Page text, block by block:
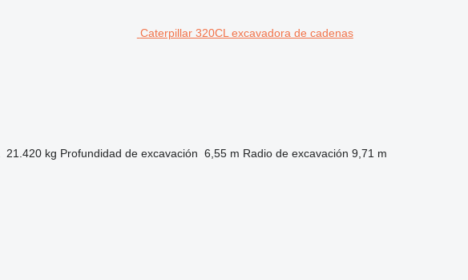
Caterpillar 320CL excavadora de cadenas
21.420 kg Profundidad de excavación 6,55 m Radio de excavación 9,71 m